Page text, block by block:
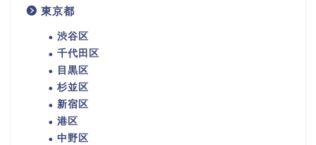
東京都
渋谷区
千代田区
目黒区
杉並区
新宿区
港区
中野区